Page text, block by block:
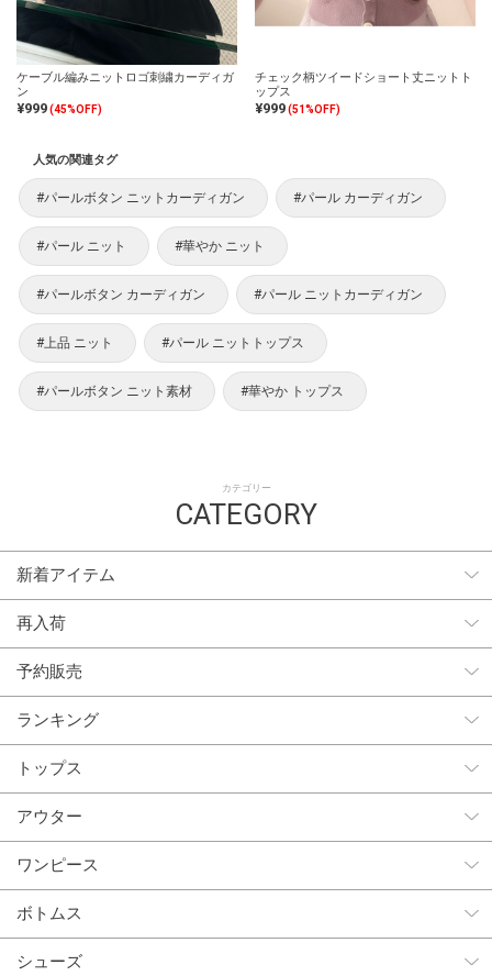
カテゴリー
CATEGORY
新着アイテム
再入荷
予約販売
ランキング
トップス
アウター
ワンピース
ボトムス
シューズ
ケーブル編みニットロゴ刺繍カーディガ
ン
¥999(45%OFF)
チェック柄ツイードショート丈ニットト
ップス
¥999(51%OFF)
人気の関連タグ
#パールボタン ニットカーディガン #パール カーディガン
#パール ニット #華やか ニット
#パールボタン カーディガン #パール ニットカーディガン
#上品 ニット #パール ニットトップス
#パールボタン ニット素材 #華やか トップス